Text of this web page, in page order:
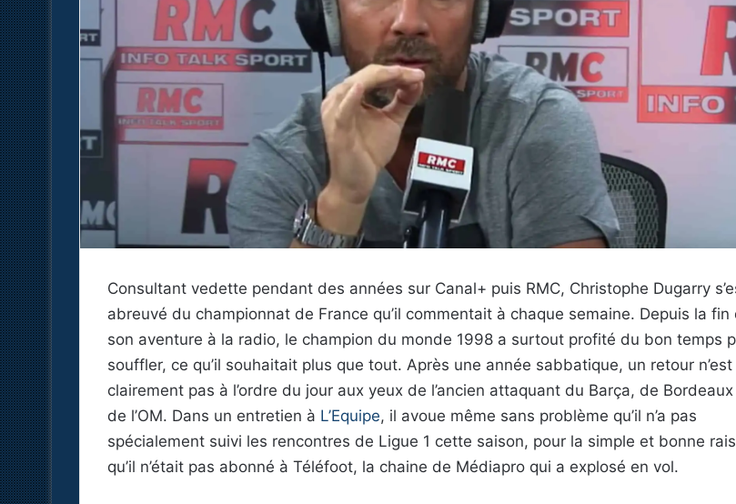
Consultant vedette pendant des années sur Canal+ puis RMC, Christophe Dugarry
abreuvé du championnat de France qu’il commentait à chaque semaine. Depuis la fin
son aventure à la radio, le champion du monde 1998 a surtout profité du bon temps
souffler, ce qu’il souhaitait plus que tout. Après une année sabbatique, un retour n’est
clairement pas à l’ordre du jour aux yeux de l’ancien attaquant du Barça, de Bordeaux
de l’OM. Dans un entretien à L’Equipe, il avoue même sans problème qu’il n’a pas
spécialement suivi les rencontres de Ligue 1 cette saison, pour la simple et bonne
qu’il n’était pas abonné à Téléfoot, la chaine de Médiapro qui a explosé en vol.